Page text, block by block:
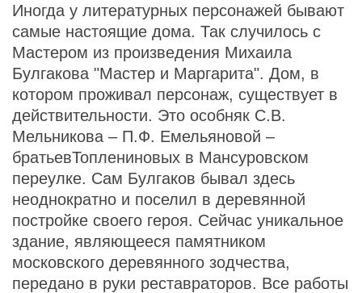
Иногда у литературных персонажей бывают
самые настоящие дома. Так случилось с
Мастером из произведения Михаила
Булгакова "Мастер и Маргарита". Дом, в
котором проживал персонаж, существует в
действительности. Это особняк С.В.
Мельникова – П.Ф. Емельяновой –
братьевТоплениновых в Мансуровском
переулке. Сам Булгаков бывал здесь
неоднократно и поселил в деревянной
постройке своего героя. Сейчас уникальное
здание, являющееся памятником
московского деревянного зодчества,
передано в руки реставраторов. Все работы